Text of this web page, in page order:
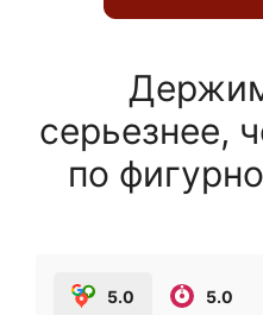
серьезнее,
по
5.0 5.0